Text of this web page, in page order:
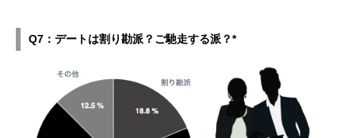
Q7：デートは割り勘派？ご馳走する派？*